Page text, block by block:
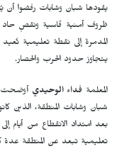
يقودها شبان وشابات رفضوا أن
ظروف أمنية قاسية ونقصٍ حاد
المدمرة إلى نقطة تعليمية
يتجاوز حدود الحرب والحصار.
المعلمة فداء الوحيدي أوضحت
شبان وشابات المنطقة، الذين
بعد امتداد الانقطاع من أيام
تعليمية تبعد عن المنطقة عدة